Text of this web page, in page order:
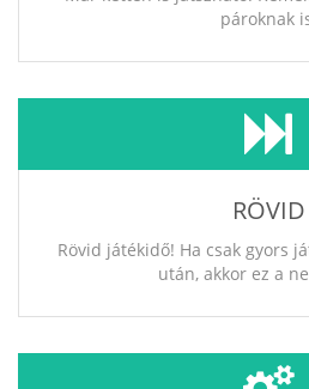
pároknak
RÖVID
Rövid játékidő! Ha csak gyors
után, akkor ez a